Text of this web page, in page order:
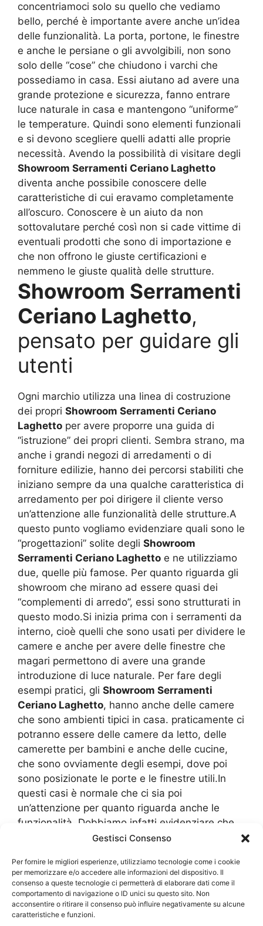
Gestisci Consenso
Per fornire le migliori esperienze, utilizziamo tecnologie come i cookie
per memorizzare e/o accedere alle informazioni del dispositivo. Il
consenso a queste tecnologie ci permetterà di elaborare dati come il
comportamento di navigazione o ID unici su questo sito. Non
acconsentire o ritirare il consenso può influire negativamente su alcune
caratteristiche e funzioni.
concentriamoci solo su quello che vediamo
bello, perché è importante avere anche un’idea
delle funzionalità. La porta, portone, le finestre
e anche le persiane o gli avvolgibili, non sono
solo delle “cose” che chiudono i varchi che
possediamo in casa. Essi aiutano ad avere una
grande protezione e sicurezza, fanno entrare
luce naturale in casa e mantengono “uniforme”
le temperature. Quindi sono elementi funzionali
e si devono scegliere quelli adatti alle proprie
necessità. Avendo la possibilità di visitare degli
Showroom Serramenti Ceriano Laghetto
diventa anche possibile conoscere delle
caratteristiche di cui eravamo completamente
all’oscuro. Conoscere è un aiuto da non
sottovalutare perché così non si cade vittime di
eventuali prodotti che sono di importazione e
che non offrono le giuste certificazioni e
nemmeno le giuste qualità delle strutture.
Showroom Serramenti
Ceriano Laghetto,
pensato per guidare gli
utenti
Ogni marchio utilizza una linea di costruzione
dei propri Showroom Serramenti Ceriano
Laghetto per avere proporre una guida di
“istruzione” dei propri clienti. Sembra strano, ma
anche i grandi negozi di arredamenti o di
forniture edilizie, hanno dei percorsi stabiliti che
iniziano sempre da una qualche caratteristica di
arredamento per poi dirigere il cliente verso
un’attenzione alle funzionalità delle strutture.A
questo punto vogliamo evidenziare quali sono le
“progettazioni” solite degli Showroom
Serramenti Ceriano Laghetto e ne utilizziamo
due, quelle più famose. Per quanto riguarda gli
showroom che mirano ad essere quasi dei
“complementi di arredo”, essi sono strutturati in
questo modo.Si inizia prima con i serramenti da
interno, cioè quelli che sono usati per dividere le
camere e anche per avere delle finestre che
magari permettono di avere una grande
introduzione di luce naturale. Per fare degli
esempi pratici, gli Showroom Serramenti
Ceriano Laghetto, hanno anche delle camere
che sono ambienti tipici in casa. praticamente ci
potranno essere delle camere da letto, delle
camerette per bambini e anche delle cucine,
che sono ovviamente degli esempi, dove poi
sono posizionate le porte e le finestre utili.In
questi casi è normale che ci sia poi
un’attenzione per quanto riguarda anche le
funzionalità. Dobbiamo infatti evidenziare che
Showroom Serramenti Ceriano
quali sono le usure che magari ci sono
all’interno degli ambienti e quali sono poi i
materiali che hanno una forte diminuzione delle
usure.Per le camere da letto si hanno delle